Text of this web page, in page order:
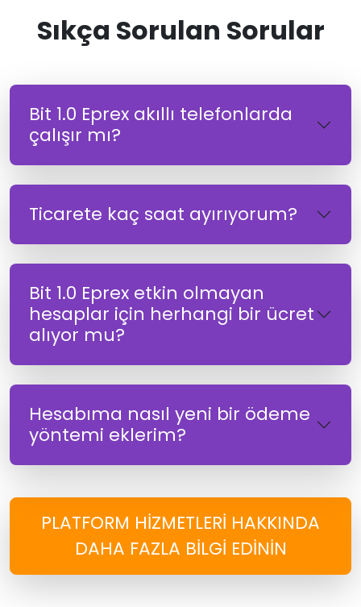
Sıkça Sorulan Sorular
Bit 1.0 Eprex akıllı telefonlarda
çalışır mı?
Ticarete kaç saat ayırıyorum?
Bit 1.0 Eprex etkin olmayan
hesaplar için herhangi bir ücret
alıyor mu?
Hesabıma nasıl yeni bir ödeme
yöntemi eklerim?
PLATFORM HIZMETLERI HAKKINDA
DAHA FAZLA BILGI EDININ